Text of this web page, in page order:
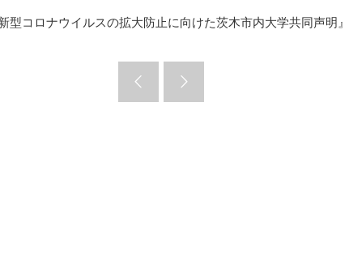
型コロナウイルスの拡大防止に向けた茨木市内大学共同声明』